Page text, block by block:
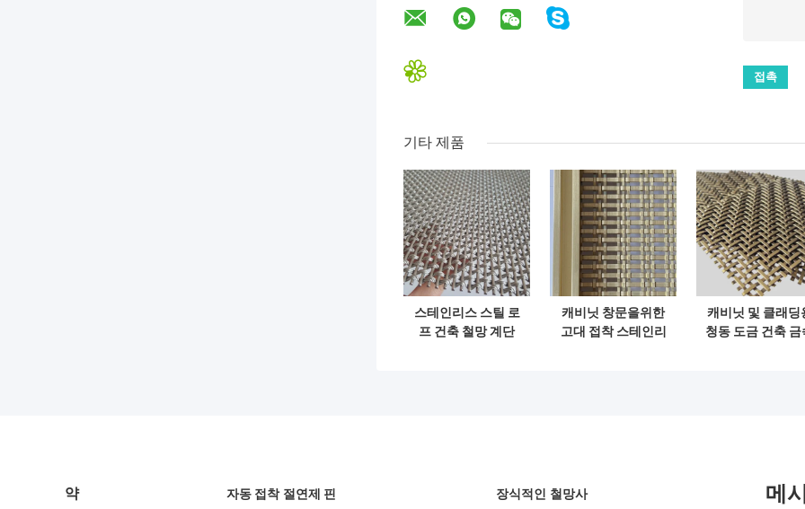
기타 제품
스테인리스 스틸 로
프 건축 철망 계단
캐비닛 창문을위한
고대 접착 스테인리
캐비닛 및 클래딩
청동 도금 건축 금
약 자동 접착 절연제 핀 장식적인 철망사 메